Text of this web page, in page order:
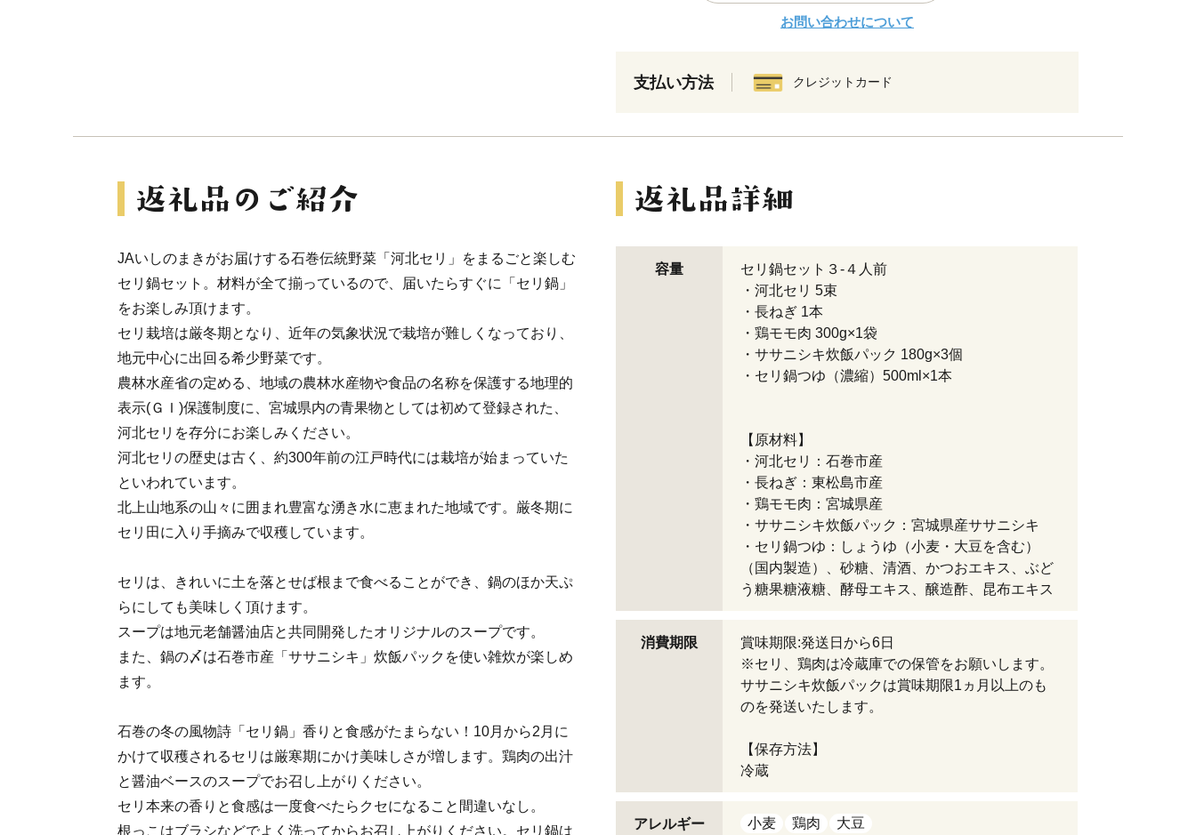
お問い合わせについて
支払い方法 クレジットカード
JAいしのまきがお届けする石巻伝統野菜「河北セリ」をまるごと楽しむ
セリ鍋セット。材料が全て揃っているので、届いたらすぐに「セリ鍋」
をお楽しみ頂けます。
セリ栽培は厳冬期となり、近年の気象状況で栽培が難しくなっており、
地元中心に出回る希少野菜です。
農林水産省の定める、地域の農林水産物や食品の名称を保護する地理的
表示(ＧＩ)保護制度に、宮城県内の青果物としては初めて登録された、
河北セリを存分にお楽しみください。
河北セリの歴史は古く、約300年前の江戸時代には栽培が始まっていた
といわれています。
北上山地系の山々に囲まれ豊富な湧き水に恵まれた地域です。厳冬期に
セリ田に入り手摘みで収穫しています。
セリは、きれいに土を落とせば根まで食べることができ、鍋のほか天ぷ
らにしても美味しく頂けます。
スープは地元老舗醤油店と共同開発したオリジナルのスープです。
また、鍋の〆は石巻市産「ササニシキ」炊飯パックを使い雑炊が楽しめ
ます。
石巻の冬の風物詩「セリ鍋」香りと食感がたまらない！10月から2月に
かけて収穫されるセリは厳寒期にかけ美味しさが増します。鶏肉の出汁
と醤油ベースのスープでお召し上がりください。
セリ本来の香りと食感は一度食べたらクセになること間違いなし。
根っこはブラシなどでよく洗ってからお召し上がりください。セリ鍋は
容量
セリ鍋セット３-４人前
・河北セリ 5束
・長ねぎ 1本
・鶏モモ肉 300g×1袋
・ササニシキ炊飯パック 180g×3個
・セリ鍋つゆ（濃縮）500ml×1本
【原材料】
・河北セリ：石巻市産
・長ねぎ：東松島市産
・鶏モモ肉：宮城県産
・ササニシキ炊飯パック：宮城県産ササニシキ
・セリ鍋つゆ：しょうゆ（小麦・大豆を含む）
（国内製造）、砂糖、清酒、かつおエキス、ぶど
う糖果糖液糖、酵母エキス、醸造酢、昆布エキス
消費期限
賞味期限:発送日から6日
※セリ、鶏肉は冷蔵庫での保管をお願いします。
ササニシキ炊飯パックは賞味期限1ヵ月以上のも
のを発送いたします。
【保存方法】
冷蔵
アレルギー
小麦 鶏肉 大豆